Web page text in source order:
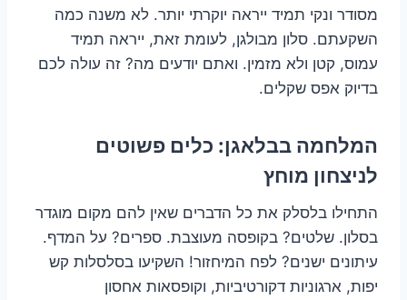
מסודר ונקי תמיד ייראה יוקרתי יותר. לא משנה כמה
השקעתם. סלון מבולגן, לעומת זאת, ייראה תמיד
עמוס, קטן ולא מזמין. ואתם יודעים מה? זה עולה לכם
בדיוק אפס שקלים.
המלחמה בבלאגן: כלים פשוטים
לניצחון מוחץ
התחילו בלסלק את כל הדברים שאין להם מקום מוגדר
בסלון. שלטים? בקופסה מעוצבת. ספרים? על המדף.
עיתונים ישנים? לפח המיחזור! השקיעו בסלסלות קש
יפות, ארגוניות דקורטיביות, וקופסאות אחסון